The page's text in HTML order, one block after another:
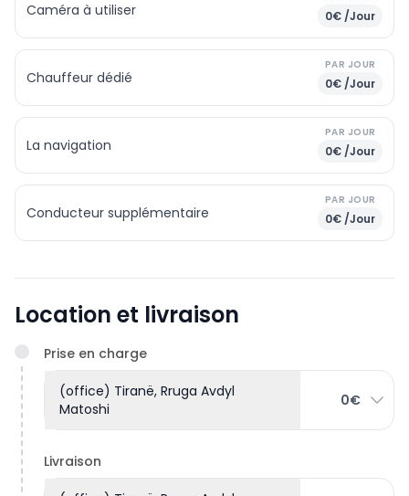
Caméra à utiliser 0€ /Jour
Chauffeur dédié
PAR JOUR
0€ /Jour
La navigation
PAR JOUR
0€ /Jour
Conducteur supplémentaire
PAR JOUR
0€ /Jour
Location et livraison
Prise en charge
(office) Tiranë, Rruga Avdyl
Matoshi
0€
Livraison